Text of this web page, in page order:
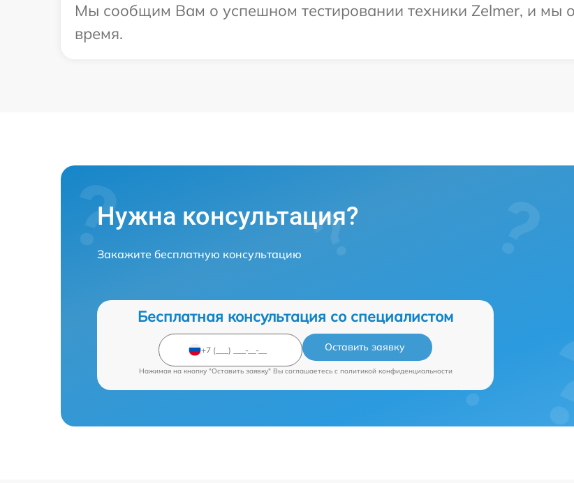
Мы сообщим Вам о успешном тестировании техники Zelmer, и мы
время.
Нужна консультация?
Закажите бесплатную консультацию
Бесплатная консультация со специалистом
Оставить заявку
Нажимая на кнопку "Оставить заявку" Вы соглашаетесь c политикой конфиденциальности